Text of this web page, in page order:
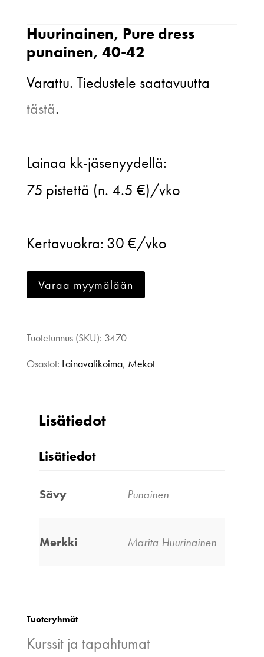
Huurinainen, Pure dress
punainen, 40-42
Varattu. Tiedustele saatavuutta
tästä.
Pure
dress
40-
42
määrä
Lainaa kk-jäsenyydellä:
75 pistettä (n. 4.5 €)/vko
Kertavuokra: 30 €/vko
Varaa myymälään
Tuotetunnus (SKU): 3470
Osastot: Lainavalikoima, Mekot
Lisätiedot
Lisätiedot
Sävy Punainen
Merkki Marita Huurinainen
Tuoteryhmät
Kurssit ja tapahtumat